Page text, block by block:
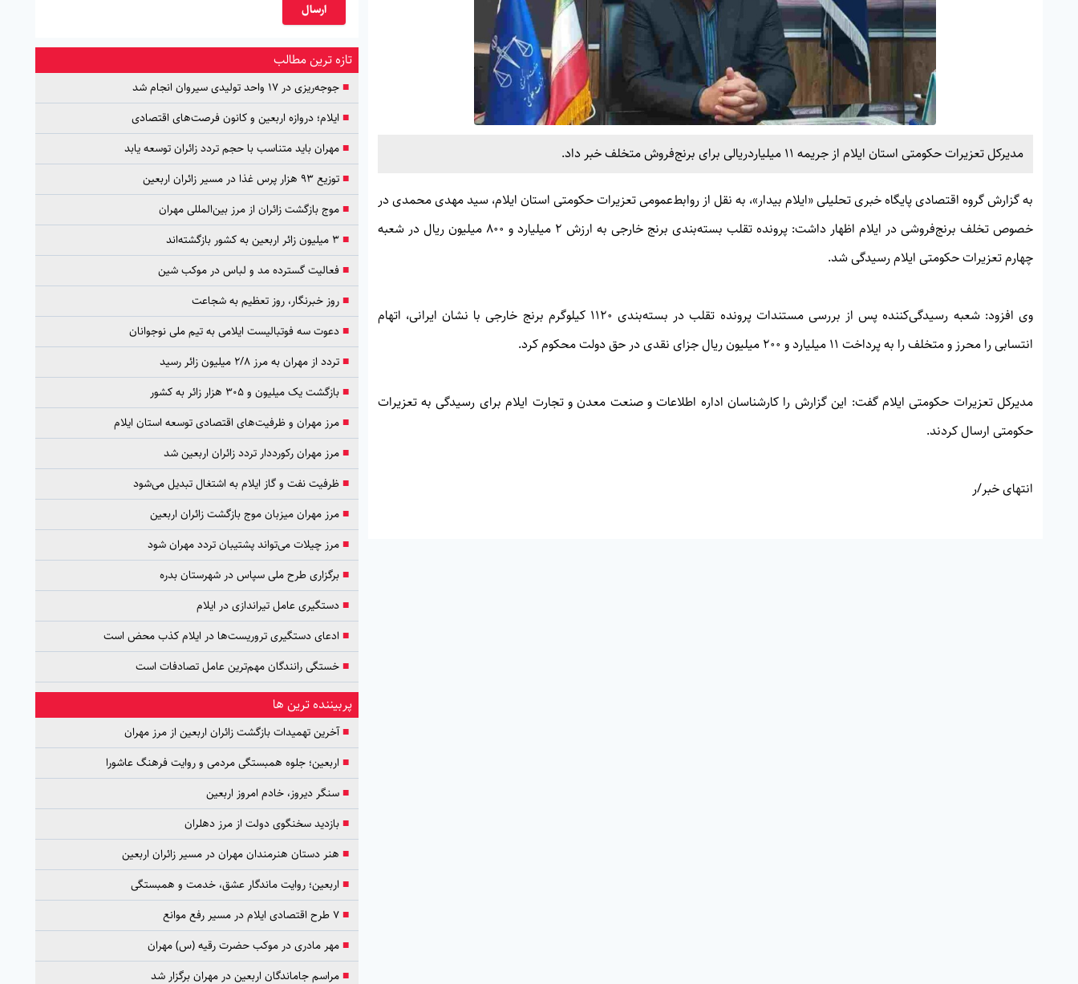
مدیرکل تعزیرات حکومتی استان ایلام از جریمه ۱۱ میلیاردریالی برای برنج‌فروش متخلف خبر داد.
به گزارش گروه اقتصادی پایگاه خبری تحلیلی «ایلام بیدار»، به نقل از روابط‌عمومی تعزیرات حکومتی استان ایلام، سید مهدی محمدی در
خصوص تخلف برنج‌فروشی در ایلام اظهار داشت: پرونده تقلب بسته‌بندی برنج خارجی به ارزش ۲ میلیارد و ۸۰۰ میلیون ریال در شعبه
چهارم تعزیرات حکومتی ایلام رسیدگی شد.
وی افزود: شعبه رسیدگی‌کننده پس از بررسی مستندات پرونده تقلب در بسته‌بندی ۱۱۲۰ کیلوگرم برنج خارجی با نشان ایرانی، اتهام
انتسابی را محرز و متخلف را به پرداخت ۱۱ میلیارد و ۲۰۰ میلیون ریال جزای نقدی در حق دولت محکوم کرد.
مدیرکل تعزیرات حکومتی ایلام گفت: این گزارش را کارشناسان اداره اطلاعات و صنعت معدن و تجارت ایلام برای رسیدگی به تعزیرات
حکومتی ارسال کردند.
انتهای خبر/ر
ارسال
تازه ترین مطالب
■جوجه‌ریزی در ۱۷ واحد تولیدی سیروان انجام شد
■ ایلام؛ دروازه اربعین و کانون فرصت‌های اقتصادی
■مهران باید متناسب با حجم تردد زائران توسعه یابد
■توزیع ۹۳ هزار پرس غذا در مسیر زائران اربعین
■موج بازگشت زائران از مرز بین‌المللی مهران
■۳ میلیون زائر اربعین به کشور بازگشته‌اند
■فعالیت گسترده مد و لباس در موکب شین
■روز خبرنگار، روز تعظیم به شجاعت
■دعوت سه فوتبالیست ایلامی به تیم ملی نوجوانان
■تردد از مهران به مرز ۲/۸ میلیون زائر رسید
■بازگشت یک میلیون و ۳۰۵ هزار زائر به کشور
■مرز مهران و ظرفیت‌های اقتصادی توسعه استان ایلام
■مرز مهران رکورددار تردد زائران اربعین شد
■ظرفیت نفت و گاز ایلام به اشتغال تبدیل می‌شود
■مرز مهران میزبان موج بازگشت زائران اربعین
■مرز چیلات می‌تواند پشتیبان تردد مهران شود
■برگزاری طرح ملی سپاس در شهرستان بدره
■دستگیری عامل تیراندازی در ایلام
■ ادعای دستگیری تروریست‌ها در ایلام کذب محض است
■خستگی رانندگان مهم‌ترین عامل تصادفات است
پربیننده ترین ها
■آخرین تهمیدات بازگشت زائران اربعین از مرز مهران
■ اربعین؛ جلوه همبستگی مردمی و روایت فرهنگ عاشورا
■سنگر دیروز، خادم امروز اربعین
■بازدید سخنگوی دولت از مرز دهلران
■ هنر دستان هنرمندان مهران در مسیر زائران اربعین
■ اربعین؛ روایت ماندگار عشق، خدمت و همبستگی
■۷ طرح اقتصادی ایلام در مسیر رفع موانع
■مهر مادری در موکب حضرت رقیه (س) مهران
■مراسم جاماندگان اربعین در مهران برگزار شد